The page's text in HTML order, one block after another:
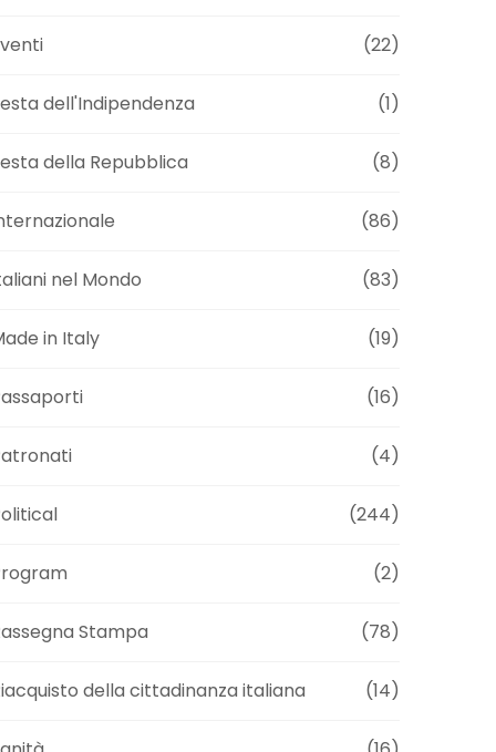
(22)
dell'Indipendenza (1)
della Repubblica (8)
(86)
nel Mondo (83)
in Italy (19)
(16)
(4)
(244)
(2)
Stampa (78)
della cittadinanza italiana (14)